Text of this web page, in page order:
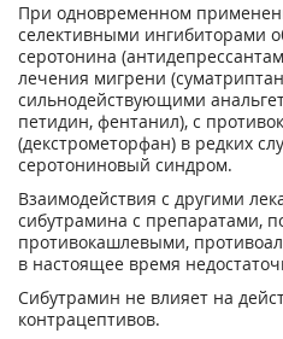
При одновременном
селективными ингибиторами
серотонина
лечения мигрени
сильнодействующими
петидин, фентанил), с
(декстрометорфан) в редких
серотониновый синдром.
Взаимодействия с другими
сибутрамина с
противокашлевыми,
в настоящее время
Сибутрамин не влияет на
контрацептивов.